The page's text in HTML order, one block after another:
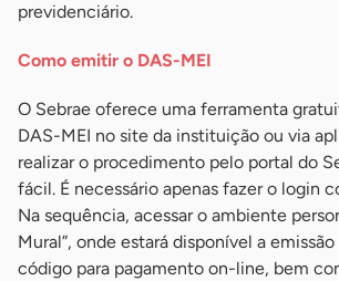
previdenciário.
Como emitir o DAS-MEI
O Sebrae oferece uma ferramenta
DAS-MEI no site da instituição ou via
realizar o procedimento pelo portal do
fácil. É necessário apenas fazer o login
Na sequência, acessar o ambiente
Mural”, onde estará disponível a
código para pagamento on-line, bem